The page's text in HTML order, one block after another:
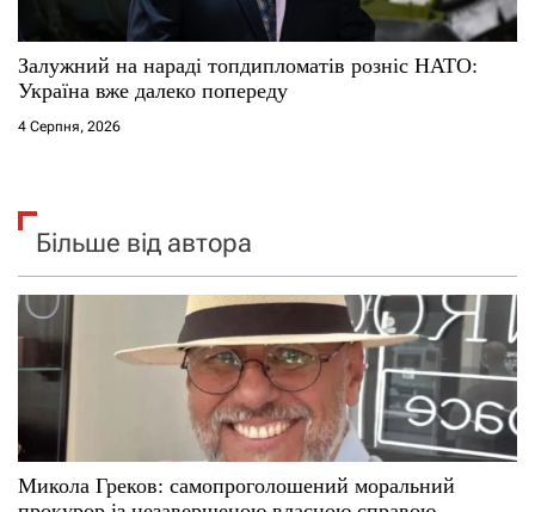
Залужний на нараді топдипломатів розніс НАТО:
Україна вже далеко попереду
4 Серпня, 2026
Більше від автора
Микола Греков: самопроголошений моральний